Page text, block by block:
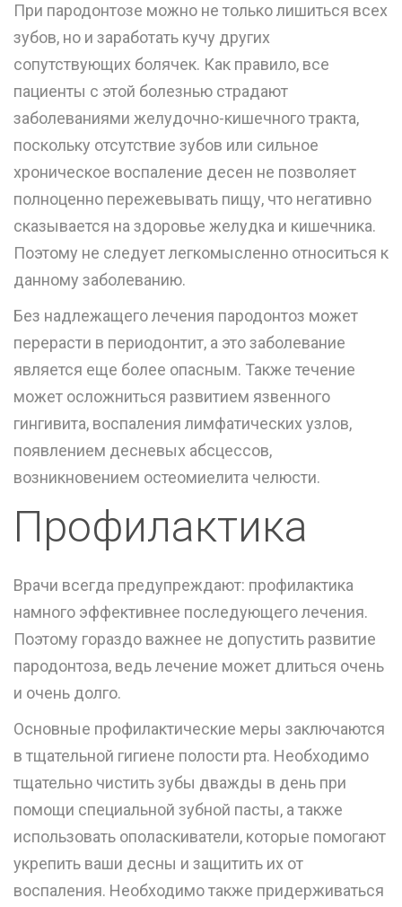
При пародонтозе можно не только лишиться всех
зубов, но и заработать кучу других
сопутствующих болячек. Как правило, все
пациенты с этой болезнью страдают
заболеваниями желудочно-кишечного тракта,
поскольку отсутствие зубов или сильное
хроническое воспаление десен не позволяет
полноценно пережевывать пищу, что негативно
сказывается на здоровье желудка и кишечника.
Поэтому не следует легкомысленно относиться к
данному заболеванию.
Без надлежащего лечения пародонтоз может
перерасти в периодонтит, а это заболевание
является еще более опасным. Также течение
может осложниться развитием язвенного
гингивита, воспаления лимфатических узлов,
появлением десневых абсцессов,
возникновением остеомиелита челюсти.
Профилактика
Врачи всегда предупреждают: профилактика
намного эффективнее последующего лечения.
Поэтому гораздо важнее не допустить развитие
пародонтоза, ведь лечение может длиться очень
и очень долго.
Основные профилактические меры заключаются
в тщательной гигиене полости рта. Необходимо
тщательно чистить зубы дважды в день при
помощи специальной зубной пасты, а также
использовать ополаскиватели, которые помогают
укрепить ваши десны и защитить их от
воспаления. Необходимо также придерживаться